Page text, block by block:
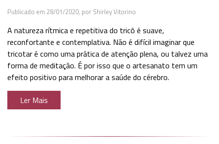
Publicado em 28/01/2020, por Shirley Vitorino
A natureza rítmica e repetitiva do tricô é suave,
reconfortante e contemplativa. Não é difícil imaginar que
tricotar é como uma prática de atenção plena, ou talvez uma
forma de meditação. É por isso que o artesanato tem um
efeito positivo para melhorar a saúde do cérebro.
Ler Mais